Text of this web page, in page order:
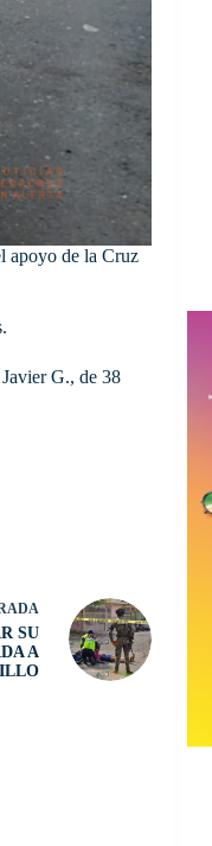
apoyo de la Cruz
G., de 38
SU
A